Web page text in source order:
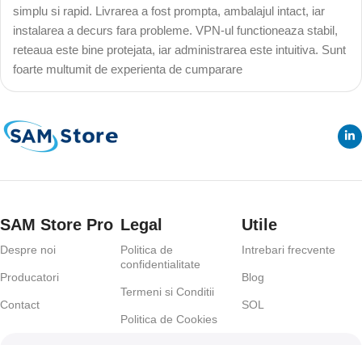
simplu si rapid. Livrarea a fost prompta, ambalajul intact, iar
instalarea a decurs fara probleme. VPN-ul functioneaza stabil,
reteaua este bine protejata, iar administrarea este intuitiva. Sunt
foarte multumit de experienta de cumparare
SAM Store Pro
Despre noi
Producatori
Contact
Legal
Politica de
confidentialitate
Termeni si Conditii
Politica de Cookies
Utile
Intrebari frecvente
Blog
SOL